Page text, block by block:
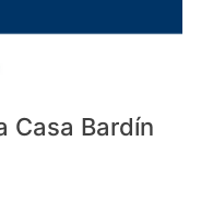
Casa Bardín